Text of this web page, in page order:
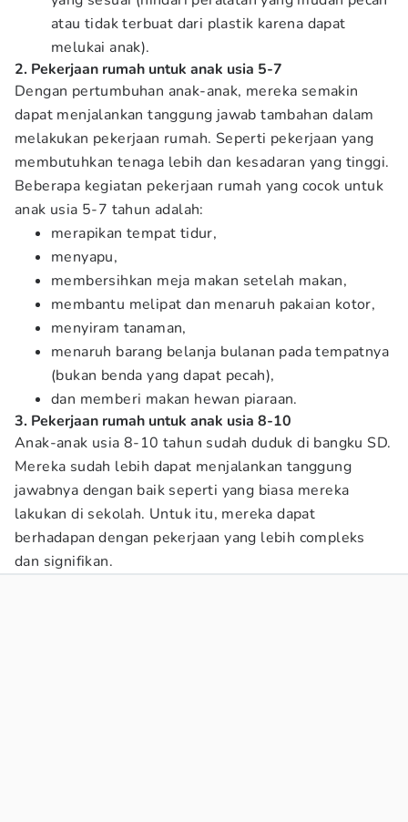
atau tidak terbuat dari plastik karena dapat
melukai anak).
2. Pekerjaan rumah untuk anak usia 5-7
Dengan pertumbuhan anak-anak, mereka semakin
dapat menjalankan tanggung jawab tambahan dalam
melakukan pekerjaan rumah. Seperti pekerjaan yang
membutuhkan tenaga lebih dan kesadaran yang tinggi.
Beberapa kegiatan pekerjaan rumah yang cocok untuk
anak usia 5-7 tahun adalah:
merapikan tempat tidur,
menyapu,
membersihkan meja makan setelah makan,
membantu melipat dan menaruh pakaian kotor,
menyiram tanaman,
menaruh barang belanja bulanan pada tempatnya
(bukan benda yang dapat pecah),
dan memberi makan hewan piaraan.
3. Pekerjaan rumah untuk anak usia 8-10
Anak-anak usia 8-10 tahun sudah duduk di bangku SD.
Mereka sudah lebih dapat menjalankan tanggung
jawabnya dengan baik seperti yang biasa mereka
lakukan di sekolah. Untuk itu, mereka dapat
berhadapan dengan pekerjaan yang lebih compleks
dan signifikan.